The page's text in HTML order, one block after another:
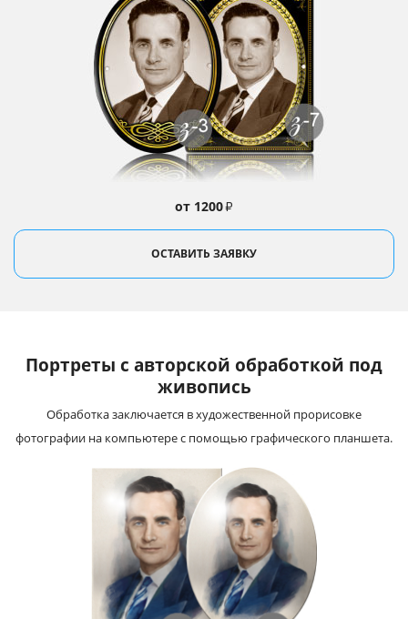
от 1200₽
ОСТАВИТЬ ЗАЯВКУ
Портреты с авторской обработкой под
живопись
Обработка заключается в художественной прорисовке
фотографии на компьютере с помощью графического планшета.